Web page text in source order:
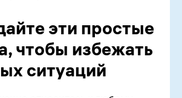
эти простые
чтобы избежать
ситуаций